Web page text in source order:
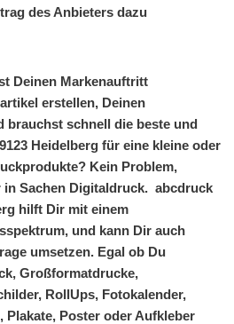
des Anbieters dazu
Deinen Markenauftritt
erstellen, Deinen
brauchst schnell die beste und
Heidelberg für eine kleine oder
Kein Problem,
Sachen Digitaldruck. abcdruck
hilft Dir mit einem
und kann Dir auch
umsetzen. Egal ob Du
Großformatdrucke,
RollUps, Fotokalender,
Plakate, Poster oder Aufkleber